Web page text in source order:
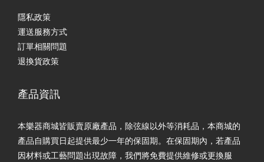
隱私政策
運送服務方式
訂單相關問題
退換貨政策
產品資訊
本樂器商城皆販賣原廠產品，除弦線以外等消耗品，本商城的
產品自購買日起提供最少一年的保固期。在保固期內，若產品
因材料或工藝問題出現故障，我們將免費提供維修或更換服